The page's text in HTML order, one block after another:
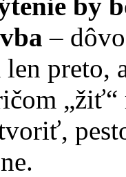
–
len
„žiť“